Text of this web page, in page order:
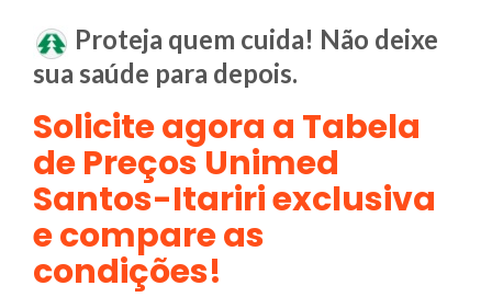
Proteja quem cuida! Não deixe
sua saúde para depois.
Solicite agora a Tabela
de Preços Unimed
Santos-Itariri exclusiva
e compare as
condições!